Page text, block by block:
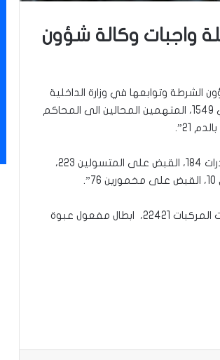
واجبات وكالة شؤون
الشرطة وتوابعها في وزارة الداخلية
من تاريخ 2021/7/8 ولغاية 2021/7/14 هي كالتالي: تنفيذ أوامر قبض قضائي 1549، المتهمين المحالين الى المحاكم
كما أضافت أنه “تم إنقاذ الغرقى 1، والقبض على متعاطي ومروجي المخدرات 184، القبض على المتسولين 223،
وتابعت “طبع لوحات مرورية 17345، اصدار اجازات السوق 12436، اصدار سنويات المركبات 22421، ابطال مفعول عبوة